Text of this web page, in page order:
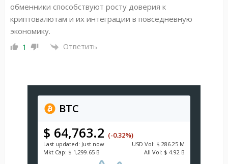
обменники способствуют росту доверия к
криптовалютам и их интеграции в повседневную
экономику.
1 Ответить
BTC
$ 64,763.2 (-0.32%)
Last updated: Just now USD Vol: $ 286.25 M
Mkt Cap: $ 1,299.65 B All Vol: $ 4.92 B